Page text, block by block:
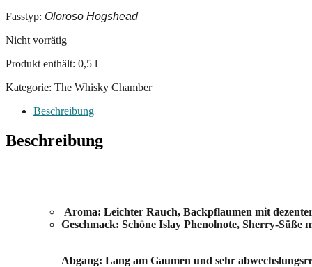
Fasstyp: Oloroso Hogshead
Nicht vorrätig
Produkt enthält: 0,5 l
Kategorie: The Whisky Chamber
Beschreibung
Beschreibung
Aroma: Leichter Rauch, Backpflaumen mit
Geschmack: Schöne Islay Phenolnote, Sherry-Süße
Abgang: Lang am Gaumen und sehr